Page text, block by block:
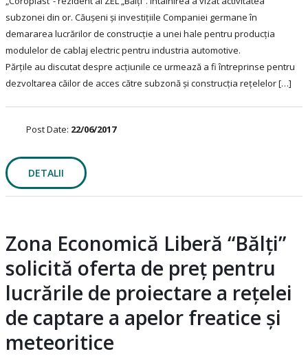
subzonei din or. Căușeni și investițiile Companiei germane în
demararea lucrărilor de construcție a unei hale pentru producția
modulelor de cablaj electric pentru industria automotive.
Părțile au discutat despre acțiunile ce urmează a fi întreprinse pentru
dezvoltarea căilor de acces către subzonă și construcția rețelelor […]
Post Date: 22/06/2017
DETALII
Zona Economică Liberă “Bălți”
solicită oferta de preț pentru
lucrările de proiectare a rețelei
de captare a apelor freatice și
meteoritice